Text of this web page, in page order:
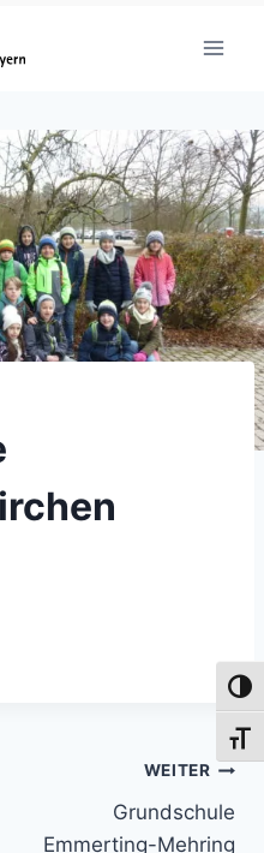
WEITER
Grundschule
Emmerting-Mehring